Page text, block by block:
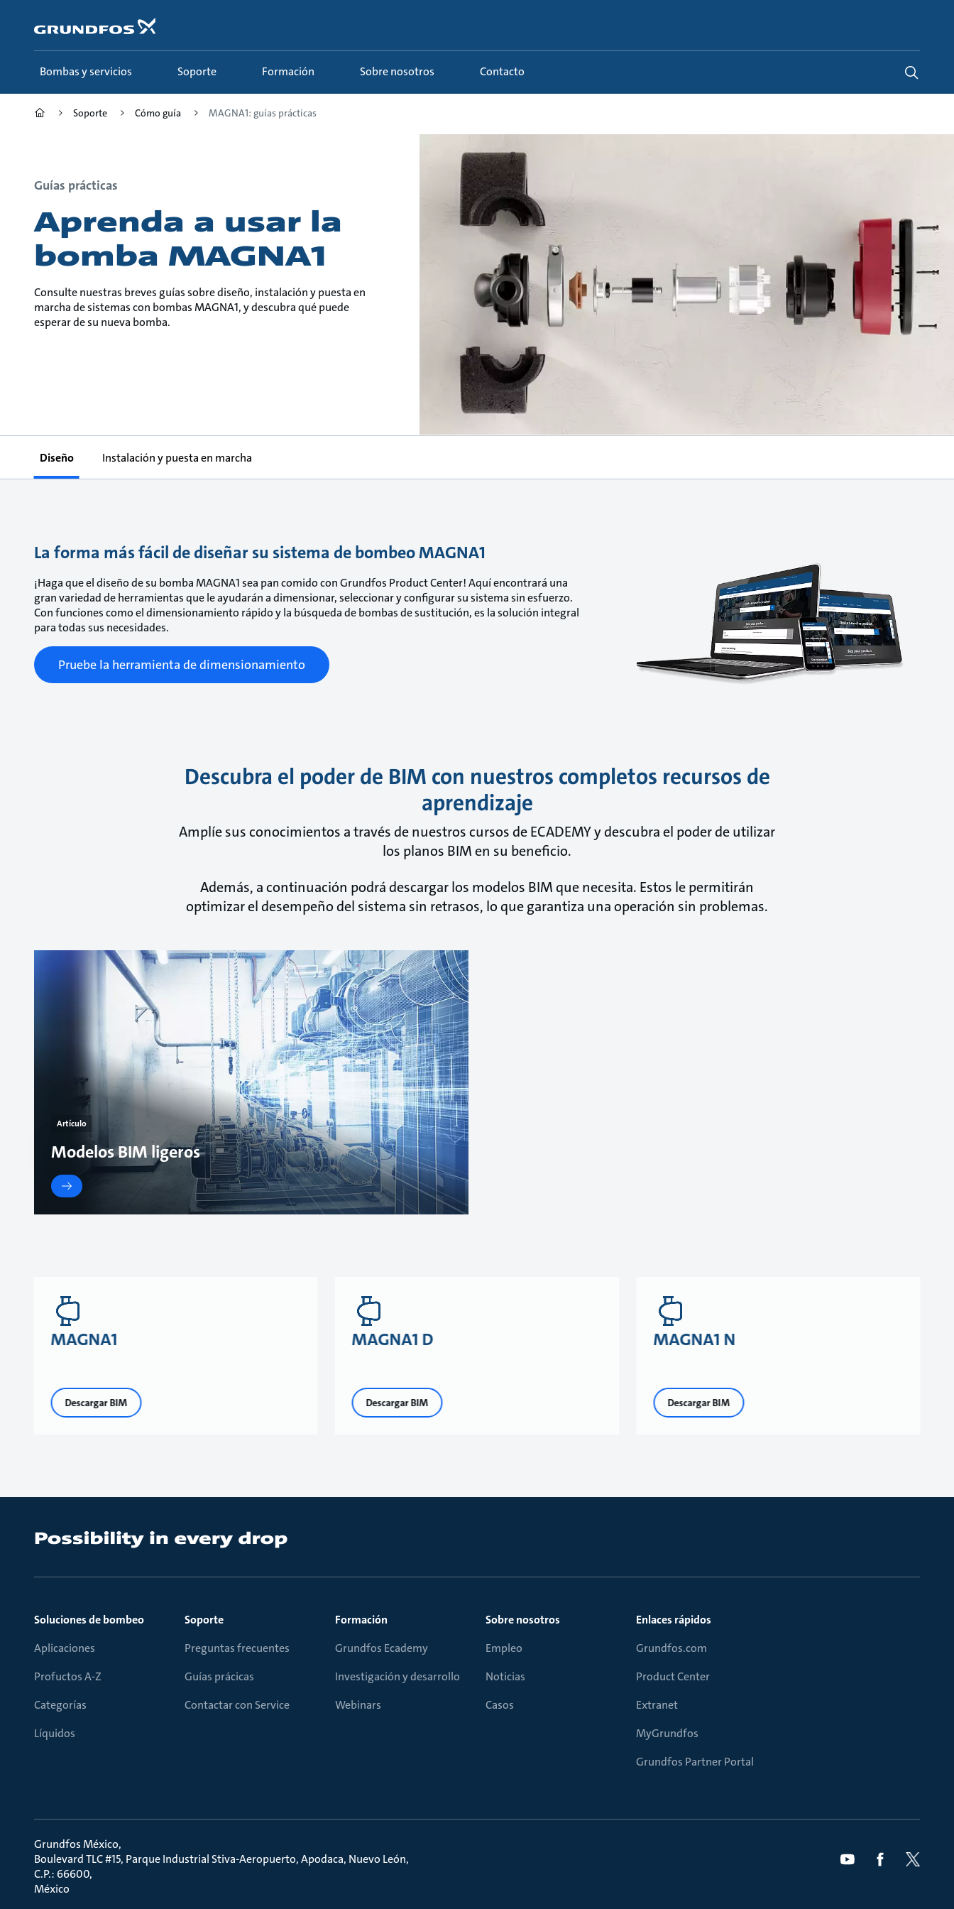
contenido
principal
Bombas y servicios Soporte Formación Sobre nosotros Contacto
Soporte Cómo guía MAGNA1: guías prácticas
Guías prácticas
Aprenda a usar la
bomba MAGNA1
Consulte nuestras breves guías sobre diseño, instalación y puesta en
marcha de sistemas con bombas MAGNA1, y descubra qué puede
esperar de su nueva bomba.
Diseño Instalación y puesta en marcha
La forma más fácil de diseñar su sistema de bombeo MAGNA1
¡Haga que el diseño de su bomba MAGNA1 sea pan comido con Grundfos Product Center! Aquí encontrará una
gran variedad de herramientas que le ayudarán a dimensionar, seleccionar y configurar su sistema sin esfuerzo.
Con funciones como el dimensionamiento rápido y la búsqueda de bombas de sustitución, es la solución integral
para todas sus necesidades.
Pruebe la herramienta de dimensionamiento
Descubra el poder de BIM con nuestros completos recursos de
aprendizaje
Amplíe sus conocimientos a través de nuestros cursos de ECADEMY y descubra el poder de utilizar
los planos BIM en su beneficio.
Además, a continuación podrá descargar los modelos BIM que necesita. Estos le permitirán
optimizar el desempeño del sistema sin retrasos, lo que garantiza una operación sin problemas.
Artículo
Modelos BIM ligeros
MAGNA1
Descargar BIM
MAGNA1 D
Descargar BIM
MAGNA1 N
Descargar BIM
Soluciones de bombeo
Aplicaciones
Profuctos A-Z
Categorías
Líquidos
Soporte
Preguntas frecuentes
Guías prácicas
Contactar con Service
Formación
Grundfos Ecademy
Investigación y desarrollo
Webinars
Sobre nosotros
Empleo
Noticias
Casos
Enlaces rápidos
Grundfos.com
Product Center
Extranet
MyGrundfos
Grundfos Partner Portal
Grundfos México
Boulevard TLC #15, Parque Industrial Stiva-Aeropuerto, Apodaca, Nuevo León
C.P.: 66600
México